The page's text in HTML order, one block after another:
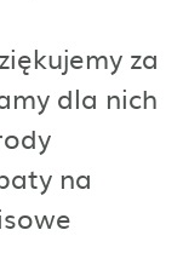
za
dla nich
na